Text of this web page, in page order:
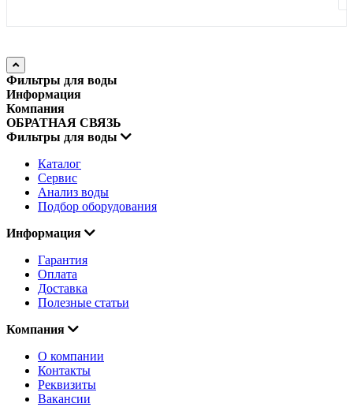
Фильтры для воды
Информация
Компания
ОБРАТНАЯ СВЯЗЬ
Фильтры для воды
Каталог
Сервис
Анализ воды
Подбор оборудования
Информация
Гарантия
Оплата
Доставка
Полезные статьи
Компания
О компании
Контакты
Реквизиты
Вакансии